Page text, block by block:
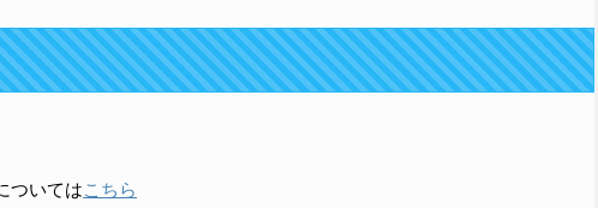
ついてはこちら